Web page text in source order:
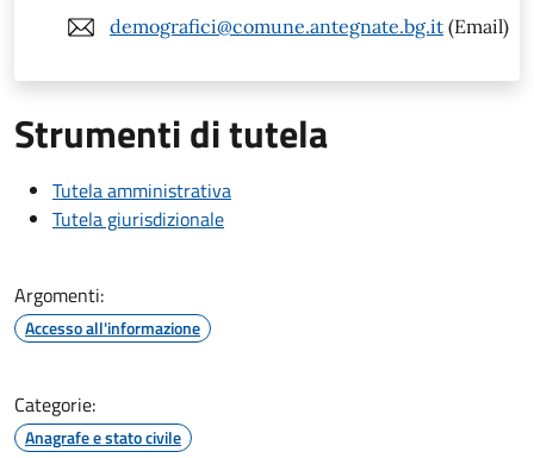
demografici@comune.antegnate.bg.it (Email)
Strumenti di tutela
Tutela amministrativa
Tutela giurisdizionale
Argomenti:
Accesso all'informazione
Categorie:
Anagrafe e stato civile